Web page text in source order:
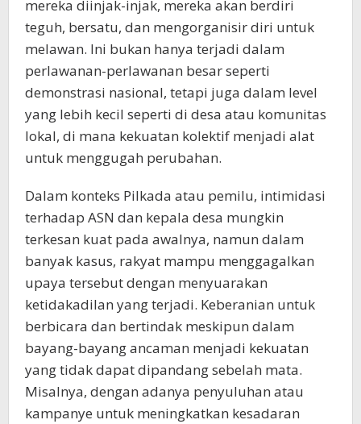
mereka diinjak-injak, mereka akan berdiri
teguh, bersatu, dan mengorganisir diri untuk
melawan. Ini bukan hanya terjadi dalam
perlawanan-perlawanan besar seperti
demonstrasi nasional, tetapi juga dalam level
yang lebih kecil seperti di desa atau komunitas
lokal, di mana kekuatan kolektif menjadi alat
untuk menggugah perubahan.
Dalam konteks Pilkada atau pemilu, intimidasi
terhadap ASN dan kepala desa mungkin
terkesan kuat pada awalnya, namun dalam
banyak kasus, rakyat mampu menggagalkan
upaya tersebut dengan menyuarakan
ketidakadilan yang terjadi. Keberanian untuk
berbicara dan bertindak meskipun dalam
bayang-bayang ancaman menjadi kekuatan
yang tidak dapat dipandang sebelah mata.
Misalnya, dengan adanya penyuluhan atau
kampanye untuk meningkatkan kesadaran